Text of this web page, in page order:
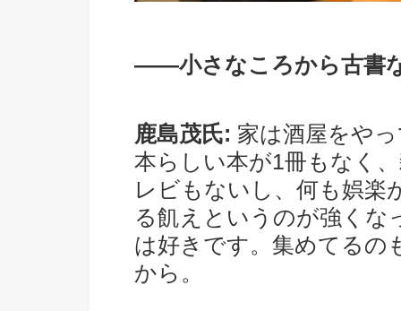
――小さなころから古書
鹿島茂氏: 家は酒屋をや
本らしい本が1冊もなく
レビもないし、何も娯楽
る飢えというのが強くな
は好きです。集めてるの
から。